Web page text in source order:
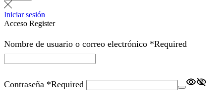
Iniciar sesión
Acceso Register
Nombre de usuario o correo electrónico *Required
Contraseña *Required